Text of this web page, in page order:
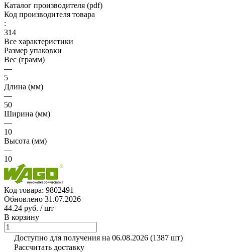
Каталог производителя (pdf)
Код производителя товара
:
314
Все характеристики
Размер упаковки
Вес (грамм)
—
5
Длина (мм)
—
50
Ширина (мм)
—
10
Высота (мм)
—
10
Код товара: 9802491
Обновлено 31.07.2026
44.24 руб. / шт
В корзину
Доступно для получения на 06.08.2026 (1387 шт)
Рассчитать доставку